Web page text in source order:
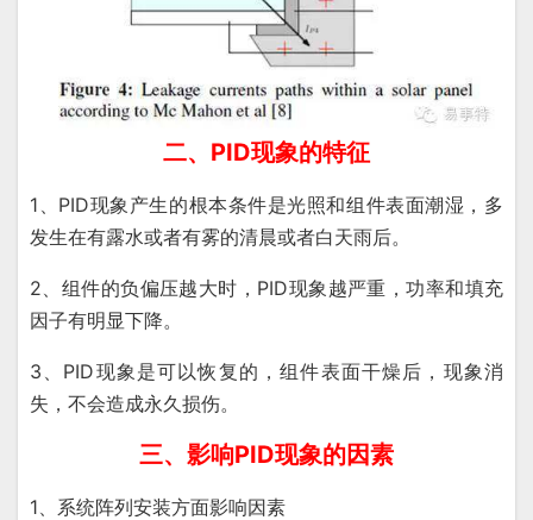
二、PID现象的特征
1、PID现象产生的根本条件是光照和组件表面潮湿，多
发生在有露水或者有雾的清晨或者白天雨后。
2、组件的负偏压越大时，PID现象越严重，功率和填充
因子有明显下降。
3、PID现象是可以恢复的，组件表面干燥后，现象消
失，不会造成永久损伤。
三、影响PID现象的因素
1、系统阵列安装方面影响因素